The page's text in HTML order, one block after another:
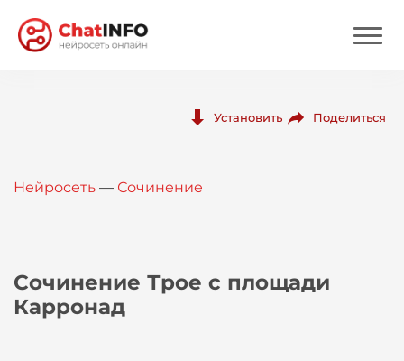
Вход
Установить Поделиться
Нейросеть — Сочинение
Сочинение Трое с площади
Карронад